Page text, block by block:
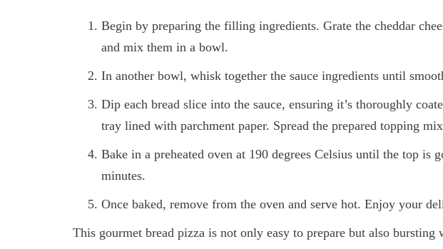
Begin by preparing the filling ingredients. Grate the cheddar
and mix them in a bowl.
In another bowl, whisk together the sauce ingredients until
Dip each bread slice into the sauce, ensuring it’s thoroughly
tray lined with parchment paper. Spread the prepared topping
Bake in a preheated oven at 190 degrees Celsius until the top is
minutes.
Once baked, remove from the oven and serve hot. Enjoy your
This gourmet bread pizza is not only easy to prepare but also